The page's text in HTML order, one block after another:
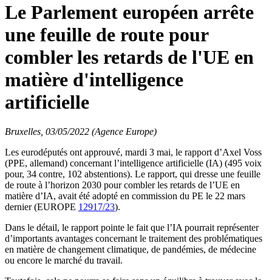
Le Parlement européen arrête
une feuille de route pour
combler les retards de l'UE en
matière d'intelligence
artificielle
Bruxelles, 03/05/2022 (Agence Europe)
Les eurodéputés ont approuvé, mardi 3 mai, le rapport d’Axel Voss
(PPE, allemand) concernant l’intelligence artificielle (IA) (495 voix
pour, 34 contre, 102 abstentions). Le rapport, qui dresse une feuille
de route à l’horizon 2030 pour combler les retards de l’UE en
matière d’IA, avait été adopté en commission du PE le 22 mars
dernier (EUROPE 12917/23).
Dans le détail, le rapport pointe le fait que l’IA pourrait représenter
d’importants avantages concernant le traitement des problématiques
en matière de changement climatique, de pandémies, de médecine
ou encore le marché du travail.